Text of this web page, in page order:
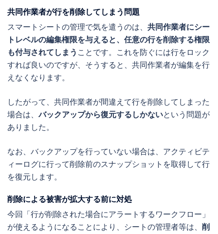
共同作業者が行を削除してしまう問題
スマートシートの管理で気を遣うのは、 共同作業者にシー
トレベルの編集権限を与えると、任意の行を削除する権限
も付与されてしまう ことです。これを防ぐには行をロック
すれば良いのですが、そうすると、共同作業者が編集を行
えなくなります。
したがって、共同作業者が間違えて行を削除してしまった
場合は、バックアップから復元するしかないという問題が
ありました。
なお、バックアップを行っていない場合は、アクティビテ
ィーログに行って削除前のスナップショットを取得して行
を復元します。
削除による被害が拡大する前に対処
今回「行が削除された場合にアラートするワークフロー」
が使えるようになることにより、シートの管理者等は、 削